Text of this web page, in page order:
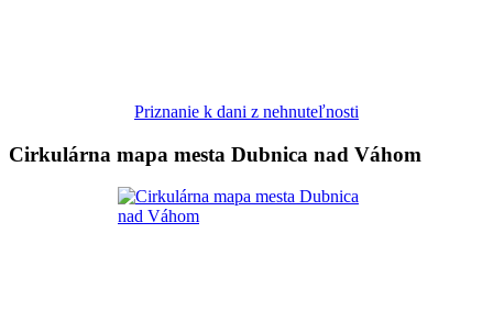
Priznanie k dani z nehnuteľnosti
Cirkulárna mapa mesta Dubnica nad Váhom